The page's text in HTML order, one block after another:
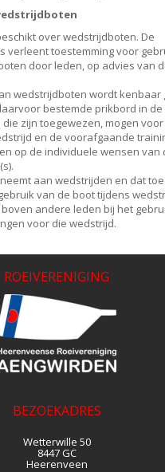
over wedstrijdboten. De
verleent toestemming voor
door leden, op advies van
wedstrijdboten wordt kenbaar
bestemde prikbord in de
zijn toegewezen, mogen voor
en de voorafgaande
op de individuele wensen van
aan wedstrijden en dat
van de boot tijdens
andere leden bij het
voor die wedstrijd.
ROEIVERENIGING
BEZOEKADRES
Wetterwille 50
8447 GC
Heerenveen